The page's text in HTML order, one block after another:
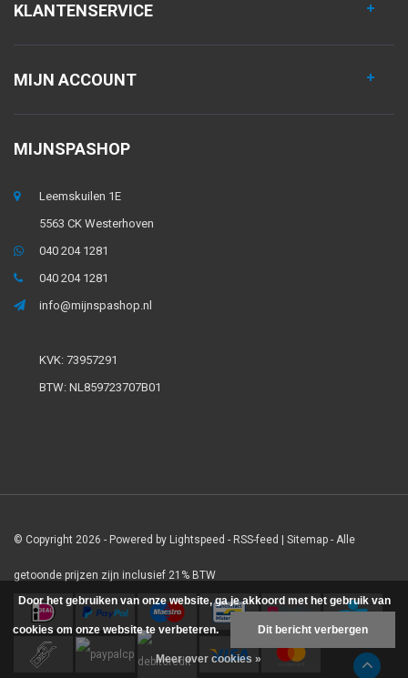
KLANTENSERVICE
MIJN ACCOUNT
MIJNSPASHOP
Leemskuilen 1E
5563 CK Westerhoven
040 204 1281
040 204 1281
info@mijnspashop.nl
KVK: 73957291
BTW: NL859723707B01
© Copyright 2026 - Powered by Lightspeed - RSS-feed Sitemap - Alle
getoonde prijzen zijn inclusief 21% BTW
Door het gebruiken van onze website, ga je akkoord met het gebruik van
cookies om onze website te verbeteren. Dit bericht verbergen
Meer over cookies »